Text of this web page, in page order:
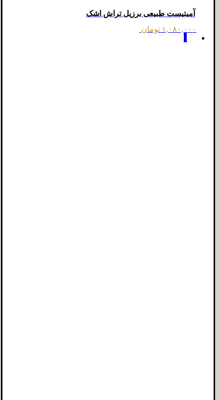
آمیتیست طبیعی برزیل تراش اشک
۱,۰۸۰,۰۰۰ تومان